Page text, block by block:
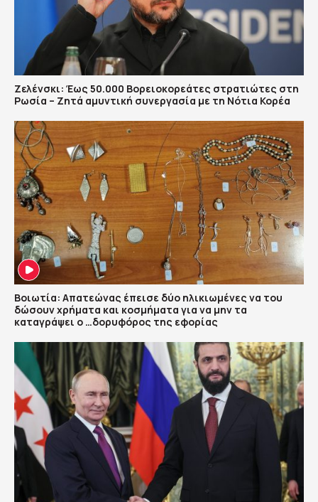
Ζελένσκι: Έως 50.000 Βορειοκορεάτες στρατιώτες στη
Ρωσία – Ζητά αμυντική συνεργασία με τη Νότια Κορέα
Βοιωτία: Απατεώνας έπεισε δύο ηλικιωμένες να του
δώσουν χρήματα και κοσμήματα για να μην τα
καταγράψει ο …δορυφόρος της εφορίας